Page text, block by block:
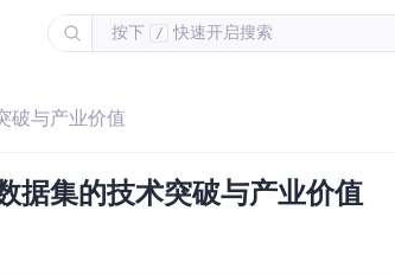
按下 / 快速开启搜索
破与产业价值
据集的技术突破与产业价值